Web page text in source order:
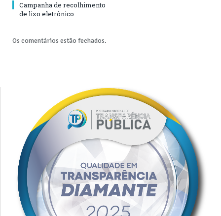
Campanha de recolhimento
de lixo eletrônico
Os comentários estão fechados.